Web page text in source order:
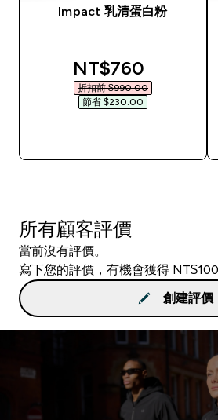
Impact 乳清蛋白粉
discounted price
NT$760‎
折扣前 $990.00‎
節省 $230.00‎
所有顧客評價
當前沒有評價。
寫下您的評價，有機會獲得 NT$100
創建評價